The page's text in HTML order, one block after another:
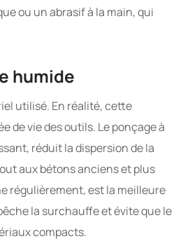
ou un abrasif à la main, qui
humide
utilisé. En réalité, cette
de vie des outils. Le ponçage à
réduit la dispersion de la
aux bétons anciens et plus
régulièrement, est la meilleure
la surchauffe et évite que le
compacts.